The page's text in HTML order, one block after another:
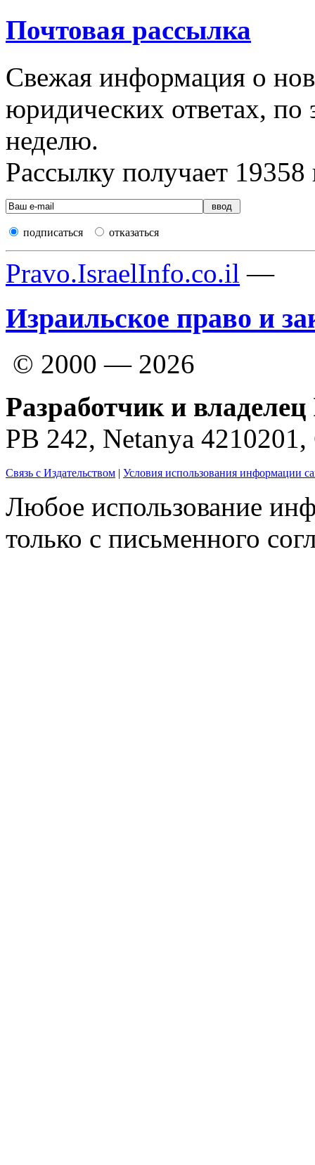
Почтовая рассылка
Свежая информация о
юридических ответах, по
неделю.
Рассылку получает 19358
подписаться отказаться
Pravo.IsraelInfo.co.il —
Израильское право и
© 2000 — 2026
Разработчик и
PB 242, Netanya
Связь с Издательством | Условия использования информации
Любое использование
только с письменного